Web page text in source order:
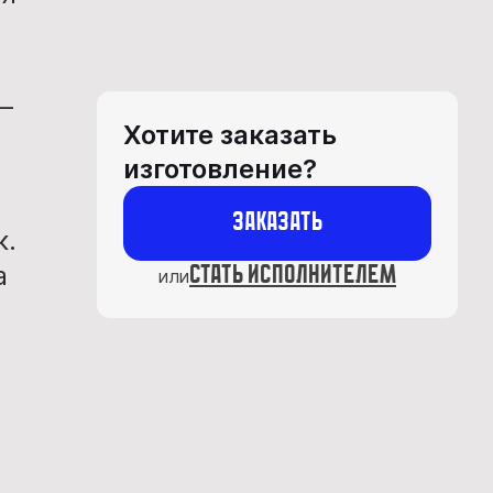
Хотите заказать
изготовление?
Заказать
илистать исполнителем